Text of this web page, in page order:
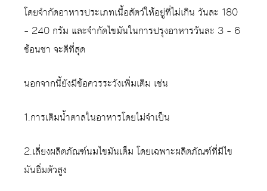
โดยจำกัดอาหารประเภทเนื้อสัตว์ให้อยู่ที่ไม่เกิน วันละ 180
– 240 กรัม และจำกัดไขมันในการปรุงอาหารวันละ 3 – 6
ช้อนชา จะดีที่สุด
นอกจากนี้ยังมีข้อควรระวังเพิ่มเติม เช่น
1.การเติมน้ำตาลในอาหารโดยไม่จำเป็น
2.เลี่ยงผลิตภัณฑ์นมไขมันเต็ม โดยเฉพาะผลิตภัณฑ์ที่มีไข
มันอิ่มตัวสูง